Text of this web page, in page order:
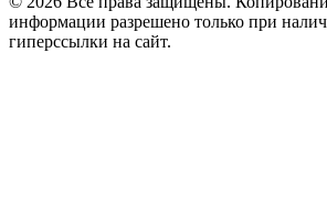
информации разрешено только при
гиперссылки на сайт.